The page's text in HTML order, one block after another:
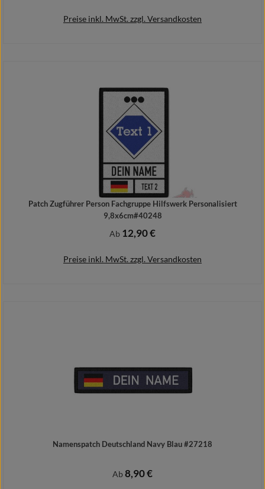
Preise inkl. MwSt. zzgl. Versandkosten
Patch Zugführer Person Fachgruppe Hilfswerk Personalisiert
9,8x6cm#40248
Regulärer Preis:
Ab 12,90 €
Preise inkl. MwSt. zzgl. Versandkosten
Namenspatch Deutschland Navy Blau #27218
Regulärer Preis:
Ab8,90 €